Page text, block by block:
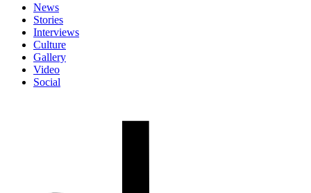
News
Stories
Interviews
Culture
Gallery
Video
Social